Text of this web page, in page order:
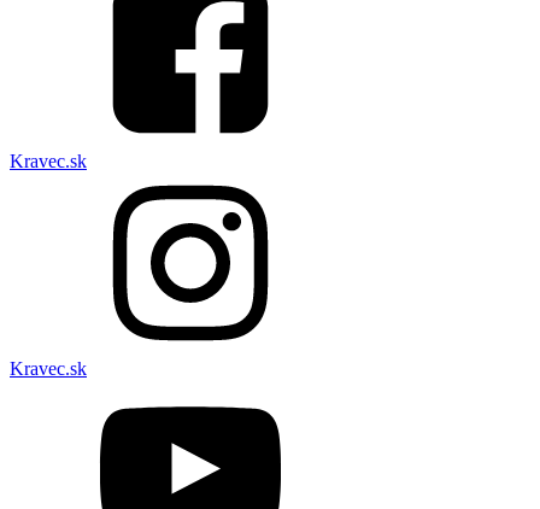
Kravec.sk
Kravec.sk